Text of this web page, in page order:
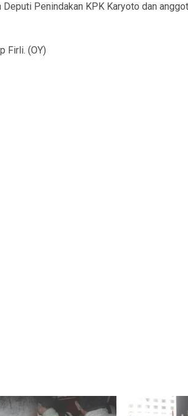
Penindakan KPK Karyoto dan
Firli. (OY)